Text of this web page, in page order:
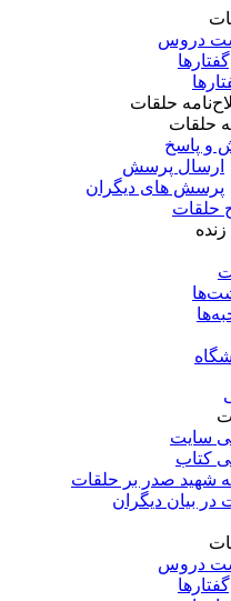
دروس
حلقات
حلقات
و پاسخ
ارسال پرسش
پرسش های دیگران
حلقات
سایت
کتاب
شهید صدر بر حلقات
در بیان دیگران
دروس